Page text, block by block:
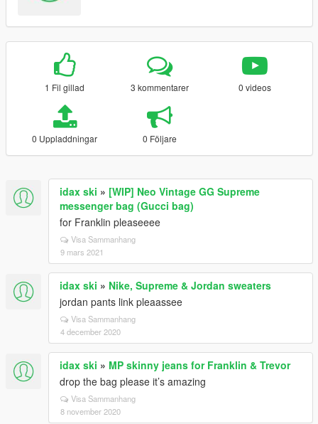
1 Fil gillad 3 kommentarer 0 videos
0 Uppladdningar 0 Följare
idax ski » [WIP] Neo Vintage GG Supreme
messenger bag (Gucci bag)
for Franklin pleaseeee
Visa Sammanhang
9 mars 2021
idax ski » Nike, Supreme & Jordan sweaters
jordan pants link pleaassee
Visa Sammanhang
4 december 2020
idax ski » MP skinny jeans for Franklin & Trevor
drop the bag please it’s amazing
Visa Sammanhang
8 november 2020